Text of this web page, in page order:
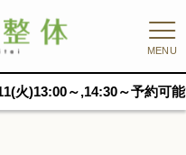
MENU
～,14:30～予約可能です